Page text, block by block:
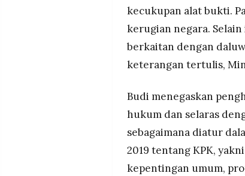
kecukupan alat bukti.
kerugian negara.
berkaitan dengan
keterangan tertulis,
Budi menegaskan
hukum dan selaras
sebagaimana diatur
2019 tentang KPK,
kepentingan umum,